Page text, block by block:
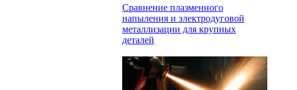
Сравнение плазменного
напыления и электродуговой
металлизации для крупных
деталей